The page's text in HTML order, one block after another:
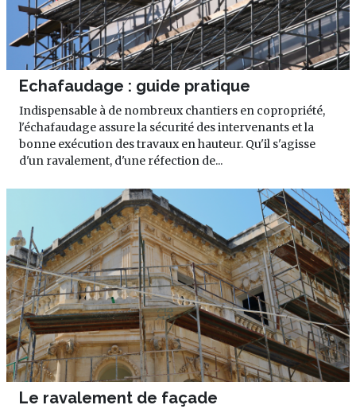
Echafaudage : guide pratique
Indispensable à de nombreux chantiers en copropriété,
l'échafaudage assure la sécurité des intervenants et la
bonne exécution des travaux en hauteur. Qu'il s'agisse
d'un ravalement, d'une réfection de...
Le ravalement de façade